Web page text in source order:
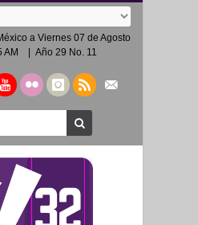
a Viernes 07 de Agosto
AM
| Año 29 No. 11